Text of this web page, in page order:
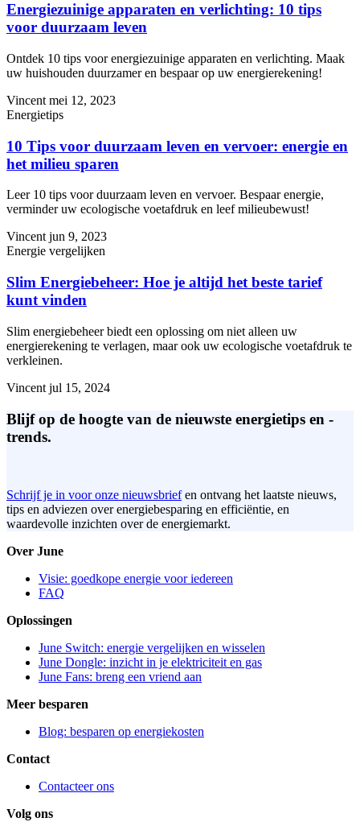
Energiezuinige apparaten en verlichting: 10 tips
voor duurzaam leven
Ontdek 10 tips voor energiezuinige apparaten en verlichting. Maak
uw huishouden duurzamer en bespaar op uw energierekening!
Vincent mei 12, 2023
Energietips
10 Tips voor duurzaam leven en vervoer: energie en
het milieu sparen
Leer 10 tips voor duurzaam leven en vervoer. Bespaar energie,
verminder uw ecologische voetafdruk en leef milieubewust!
Vincent jun 9, 2023
Energie vergelijken
Slim Energiebeheer: Hoe je altijd het beste tarief
kunt vinden
Slim energiebeheer biedt een oplossing om niet alleen uw
energierekening te verlagen, maar ook uw ecologische voetafdruk te
verkleinen.
Vincent jul 15, 2024
Blijf op de hoogte van de nieuwste energietips en -
trends.
Schrijf je in voor onze nieuwsbriefen ontvang het laatste nieuws,
tips en adviezen over energiebesparing en efficiëntie, en
waardevolle inzichten over de energiemarkt.
Over June
Visie: goedkope energie voor iedereen
FAQ
Oplossingen
June Switch: energie vergelijken en wisselen
June Dongle: inzicht in je elektriciteit en gas
June Fans: breng een vriend aan
Meer besparen
Blog: besparen op energiekosten
Contact
Contacteer ons
Volg ons